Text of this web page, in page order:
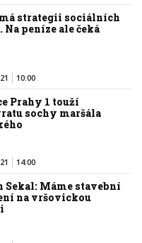
strategii sociálních
Na peníze ale čeká
10:00
Prahy 1 touží
sochy maršála
14:00
Sekal: Máme stavební
na vršovickou